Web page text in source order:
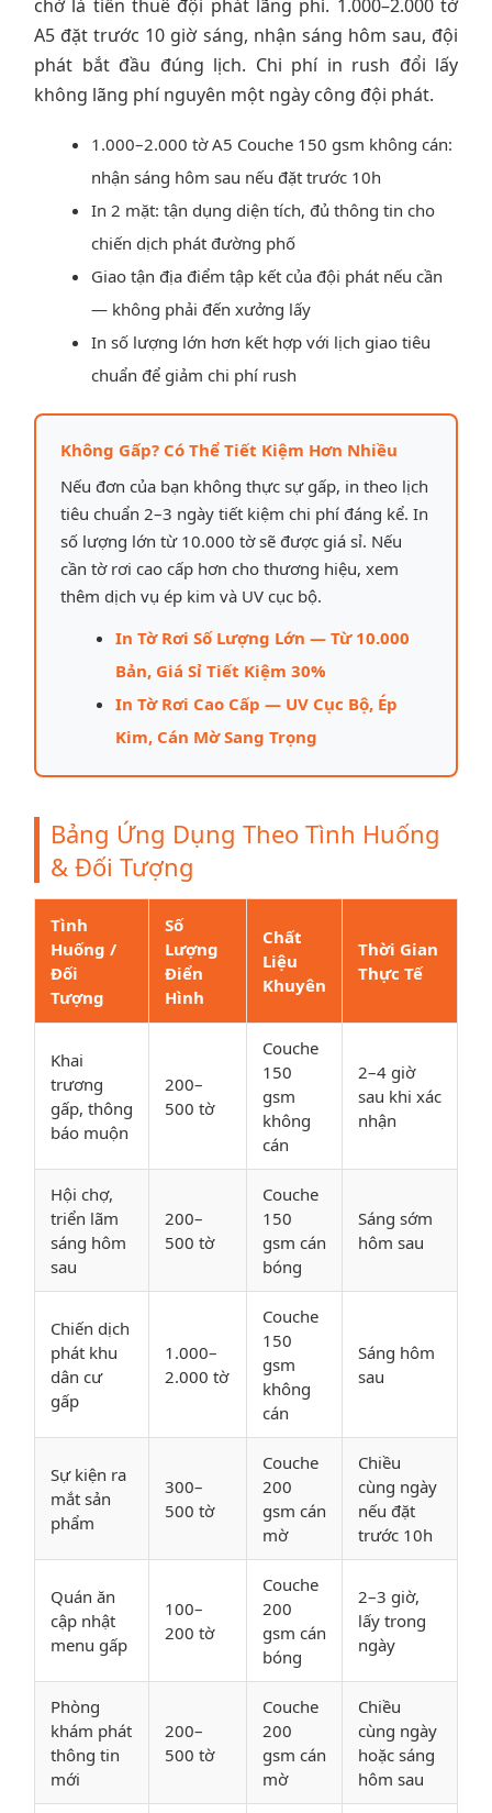
chờ là tiền thuê đội phát lãng phí. 1.000–2.000 tờ
A5 đặt trước 10 giờ sáng, nhận sáng hôm sau, đội
phát bắt đầu đúng lịch. Chi phí in rush đổi lấy
không lãng phí nguyên một ngày công đội phát.
1.000–2.000 tờ A5 Couche 150 gsm không cán:
nhận sáng hôm sau nếu đặt trước 10h
In 2 mặt: tận dụng diện tích, đủ thông tin cho
chiến dịch phát đường phố
Giao tận địa điểm tập kết của đội phát nếu cần
— không phải đến xưởng lấy
In số lượng lớn hơn kết hợp với lịch giao tiêu
chuẩn để giảm chi phí rush
Không Gấp? Có Thể Tiết Kiệm Hơn Nhiều
Nếu đơn của bạn không thực sự gấp, in theo lịch
tiêu chuẩn 2–3 ngày tiết kiệm chi phí đáng kể. In
số lượng lớn từ 10.000 tờ sẽ được giá sỉ. Nếu
cần tờ rơi cao cấp hơn cho thương hiệu, xem
thêm dịch vụ ép kim và UV cục bộ.
In Tờ Rơi Số Lượng Lớn — Từ 10.000
Bản, Giá Sỉ Tiết Kiệm 30%
In Tờ Rơi Cao Cấp — UV Cục Bộ, Ép
Kim, Cán Mờ Sang Trọng
Bảng Ứng Dụng Theo Tình Huống
& Đối Tượng
Tình
Huống /
Đối
Tượng
Số
Lượng
Điển
Hình
Chất
Liệu
Khuyên
Thời Gian
Thực Tế
Khai
trương
gấp, thông
báo muộn
200–
500 tờ
Couche
150
gsm
không
cán
2–4 giờ
sau khi xác
nhận
Hội chợ,
triển lãm
sáng hôm
sau
200–
500 tờ
Couche
150
gsm cán
bóng
Sáng sớm
hôm sau
Chiến dịch
phát khu
dân cư
gấp
1.000–
2.000 tờ
Couche
150
gsm
không
cán
Sáng hôm
sau
Sự kiện ra
mắt sản
phẩm
300–
500 tờ
Couche
200
gsm cán
mờ
Chiều
cùng ngày
nếu đặt
trước 10h
Quán ăn
cập nhật
menu gấp
100–
200 tờ
Couche
200
gsm cán
bóng
2–3 giờ,
lấy trong
ngày
Phòng
khám phát
thông tin
mới
200–
500 tờ
Couche
200
gsm cán
mờ
Chiều
cùng ngày
hoặc sáng
hôm sau